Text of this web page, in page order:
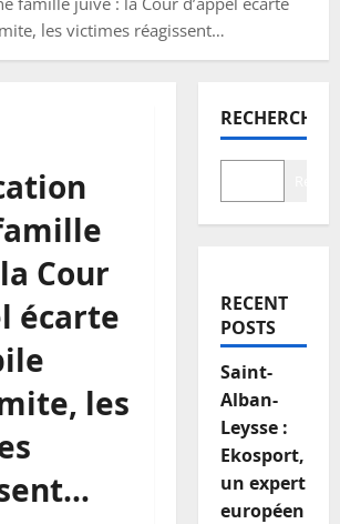
les victimes réagissent…
Cour
écarte
les
RECHERCHER
RECENT
POSTS
Saint-
Alban-
Leysse :
Ekosport,
un expert
européen